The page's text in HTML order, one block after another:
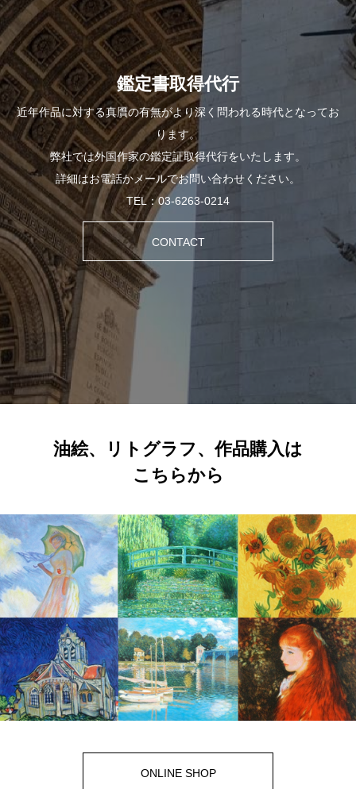
鑑定書取得代行
近年作品に対する真贋の有無がより深く問われる時代となってお
ります。
弊社では外国作家の鑑定証取得代行をいたします。
詳細はお電話かメールでお問い合わせください。
TEL：03-6263-0214
CONTACT
油絵、リトグラフ、作品購入は
こちらから
ONLINE SHOP